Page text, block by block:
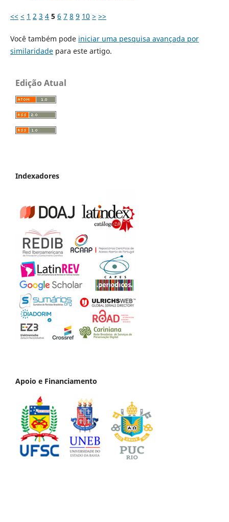
<< < 1 2 3 4 5 6 7 8 9 10 > >>
Você também pode iniciar uma pesquisa avançada por
similaridadepara este artigo.
Edição Atual
Indexadores
Apoio e Financiamento